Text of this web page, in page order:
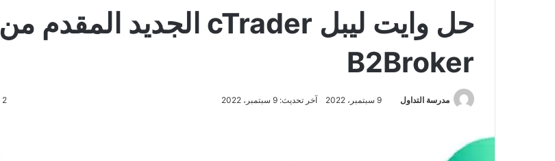
حل وايت ليبل cTrader الجديد المقدم من
B2Broker
مدرسة التداول 9 سبتمبر، 2022 آخر تحديث: 9 سبتمبر، 2022